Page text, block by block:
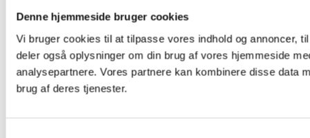
Denne hjemmeside bruger cookies
Vi bruger cookies til at tilpasse vores indhold og annoncer,
deler også oplysninger om din brug af vores hjemmeside
analysepartnere. Vores partnere kan kombinere disse data
brug af deres tjenester.